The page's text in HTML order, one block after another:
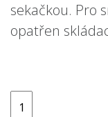
sekačkou. Pro
opatřen